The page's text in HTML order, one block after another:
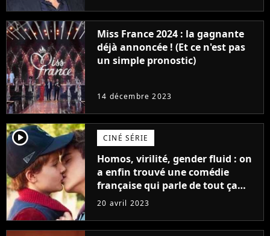
Miss France 2024 : la gagnante
déjà annoncée ! (Et ce n'est pas
un simple pronostic)
14 décembre 2023
player2 CINÉ SÉRIE
Homos, virilité, gender fluid : on
a enfin trouvé une comédie
française qui parle de tout ça
sans être super ringarde
20 avril 2023